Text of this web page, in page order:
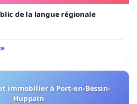
de la langue régionale
immobilier à Port-en-Bessin-
Huppain